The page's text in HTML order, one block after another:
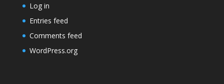
Log in
Entries feed
Comments feed
WordPress.org